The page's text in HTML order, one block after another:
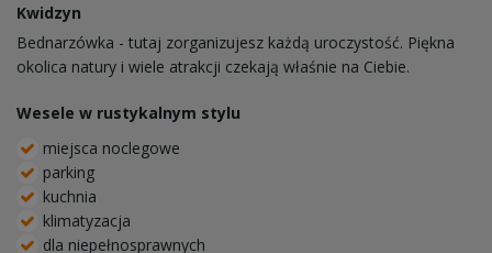
Kwidzyn
Bednarzówka - tutaj zorganizujesz każdą uroczystość. Piękna
okolica natury i wiele atrakcji czekają właśnie na Ciebie.
Wesele w rustykalnym stylu
miejsca noclegowe
parking
kuchnia
klimatyzacja
dla niepełnosprawnych